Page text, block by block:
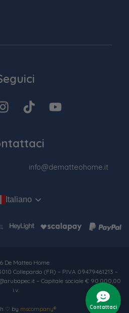
info@dematteohome.it
Italiano
De Matteo Home
Collepardo (FR) – P.IVA 09479461213 –
– Capitale sociale € 90.000,00
i.v.
♡ by mscompany® Contattaci